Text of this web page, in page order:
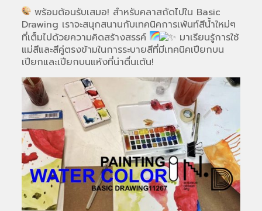
พร้อมต้อนรับเสมอ! สำหรับคลาสถัดไปใน Basic
Drawing เราจะสนุกสนานกับเทคนิคการเพ้นท์สีน้ำใหม่ๆ
ที่เต็มไปด้วยความคิดสร้างสรรค์
มาเรียนรู้การใช้
แม่สีและสีคู่ตรงข้ามในการระบายสีที่มีเทคนิคเปียกบน
เปียกและเปียกบนแห้งที่น่าตื่นเต้น!